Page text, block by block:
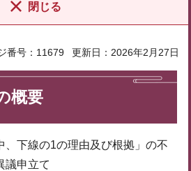
閉じる
番号：11679 更新日：2026年2月27日
概要
下線の1の理由及び根拠」の不
議申立て